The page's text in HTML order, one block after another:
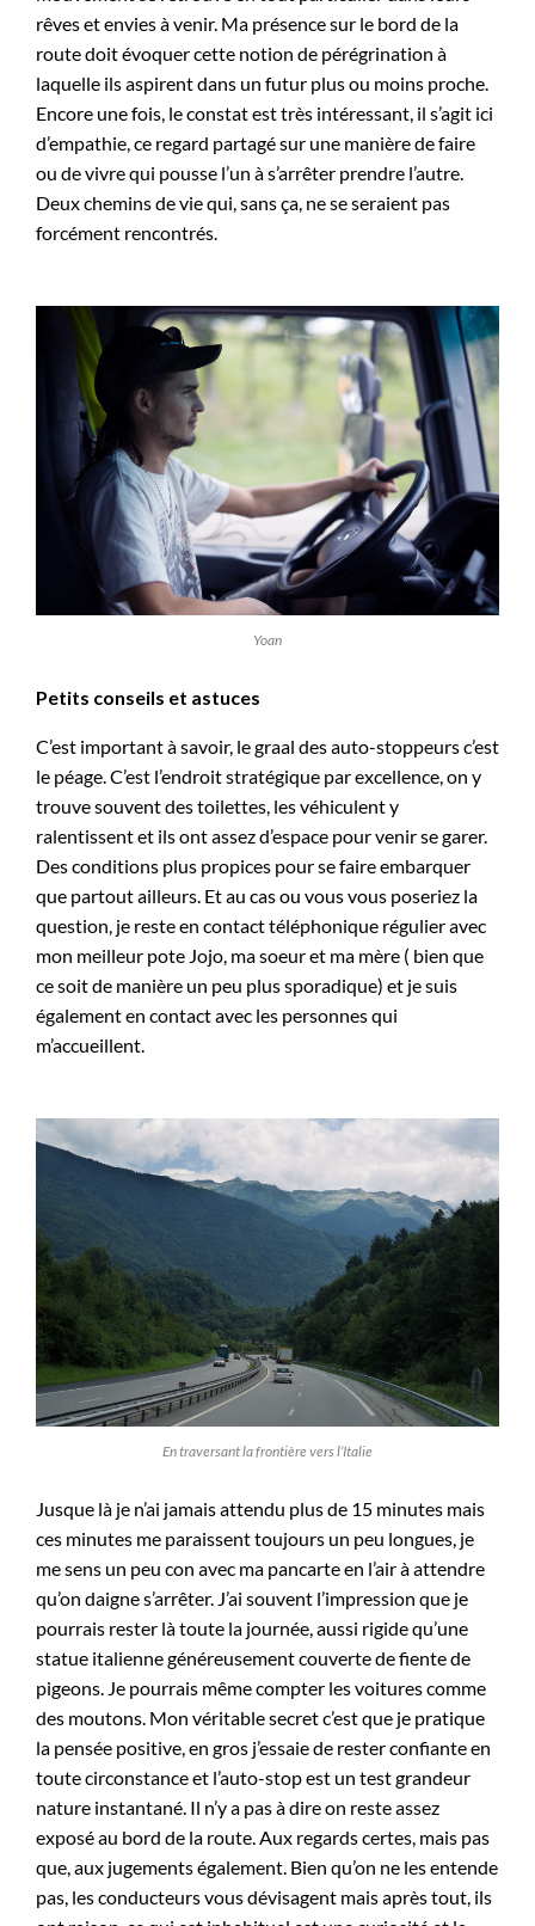
rêves et envies à venir. Ma présence sur le bord de la
route doit évoquer cette notion de pérégrination à
laquelle ils aspirent dans un futur plus ou moins proche.
Encore une fois, le constat est très intéressant, il s’agit ici
d’empathie, ce regard partagé sur une manière de faire
ou de vivre qui pousse l’un à s’arrêter prendre l’autre.
Deux chemins de vie qui, sans ça, ne se seraient pas
forcément rencontrés.
Yoan
Petits conseils et astuces
C’est important à savoir, le graal des auto-stoppeurs c’est
le péage. C’est l’endroit stratégique par excellence, on y
trouve souvent des toilettes, les véhiculent y
ralentissent et ils ont assez d’espace pour venir se garer.
Des conditions plus propices pour se faire embarquer
que partout ailleurs. Et au cas ou vous vous poseriez la
question, je reste en contact téléphonique régulier avec
mon meilleur pote Jojo, ma soeur et ma mère ( bien que
ce soit de manière un peu plus sporadique) et je suis
également en contact avec les personnes qui
m’accueillent.
En traversant la frontière vers l’Italie
Jusque là je n’ai jamais attendu plus de 15 minutes mais
ces minutes me paraissent toujours un peu longues, je
me sens un peu con avec ma pancarte en l’air à attendre
qu’on daigne s’arrêter. J’ai souvent l’impression que je
pourrais rester là toute la journée, aussi rigide qu’une
statue italienne généreusement couverte de fiente de
pigeons. Je pourrais même compter les voitures comme
des moutons. Mon véritable secret c’est que je pratique
la pensée positive, en gros j’essaie de rester confiante en
toute circonstance et l’auto-stop est un test grandeur
nature instantané. Il n’y a pas à dire on reste assez
exposé au bord de la route. Aux regards certes, mais pas
que, aux jugements également. Bien qu’on ne les entende
pas, les conducteurs vous dévisagent mais après tout, ils